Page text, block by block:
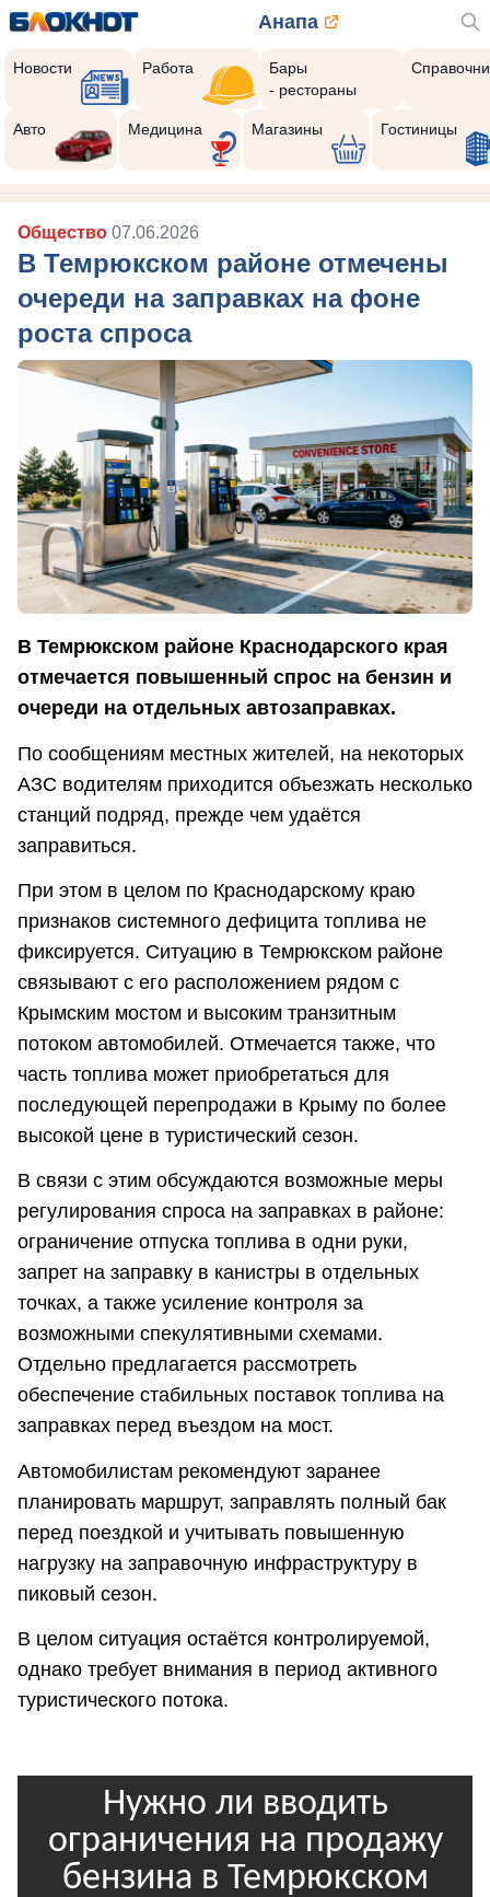
Анапа
Новости Работа
Бары
- рестораны
Авто Медицина Магазины Гостиницы
Общество 07.06.2026
В Темрюкском районе отмечены
очереди на заправках на фоне
роста спроса
В Темрюкском районе Краснодарского края
отмечается повышенный спрос на бензин и
очереди на отдельных автозаправках.
По сообщениям местных жителей, на некоторых
АЗС водителям приходится объезжать несколько
станций подряд, прежде чем удаётся
заправиться.
При этом в целом по Краснодарскому краю
признаков системного дефицита топлива не
фиксируется. Ситуацию в Темрюкском районе
связывают с его расположением рядом с
Крымским мостом и высоким транзитным
потоком автомобилей. Отмечается также, что
часть топлива может приобретаться для
последующей перепродажи в Крыму по более
высокой цене в туристический сезон.
В связи с этим обсуждаются возможные меры
регулирования спроса на заправках в районе:
ограничение отпуска топлива в одни руки,
запрет на заправку в канистры в отдельных
точках, а также усиление контроля за
возможными спекулятивными схемами.
Отдельно предлагается рассмотреть
обеспечение стабильных поставок топлива на
заправках перед въездом на мост.
Автомобилистам рекомендуют заранее
планировать маршрут, заправлять полный бак
перед поездкой и учитывать повышенную
нагрузку на заправочную инфраструктуру в
пиковый сезон.
В целом ситуация остаётся контролируемой,
однако требует внимания в период активного
туристического потока.